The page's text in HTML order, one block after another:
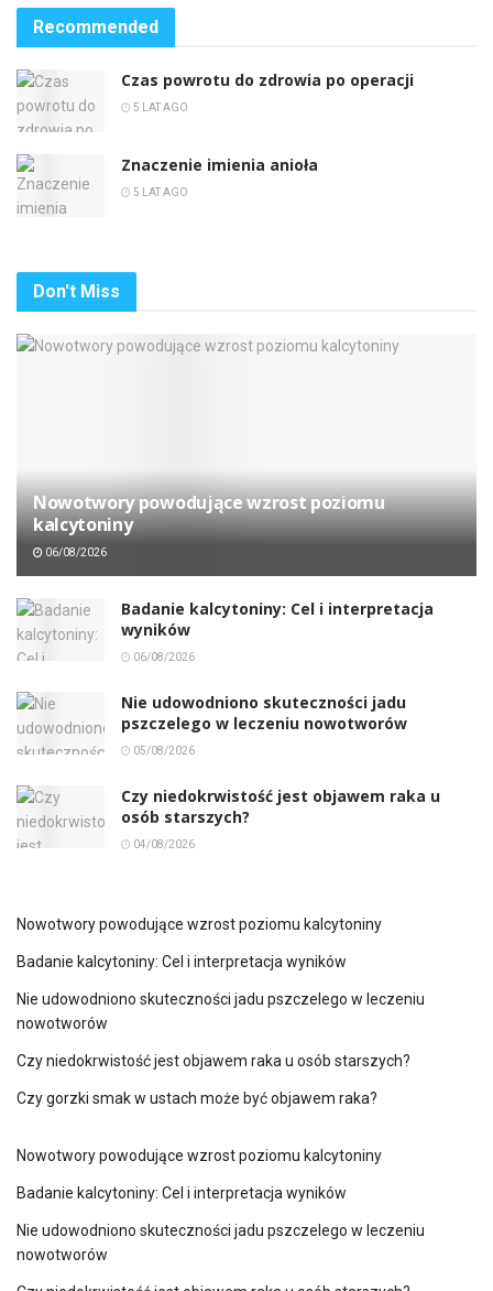
Recommended
Czas powrotu do zdrowia po operacji
5 LAT AGO
Znaczenie imienia anioła
5 LAT AGO
Don't Miss
Nowotwory powodujące wzrost poziomu
kalcytoniny
06/08/2026
Badanie kalcytoniny: Cel i interpretacja
wyników
06/08/2026
Nie udowodniono skuteczności jadu
pszczelego w leczeniu nowotworów
05/08/2026
Czy niedokrwistość jest objawem raka u
osób starszych?
04/08/2026
Nowotwory powodujące wzrost poziomu kalcytoniny
Badanie kalcytoniny: Cel i interpretacja wyników
Nie udowodniono skuteczności jadu pszczelego w leczeniu
nowotworów
Czy niedokrwistość jest objawem raka u osób starszych?
Czy gorzki smak w ustach może być objawem raka?
Nowotwory powodujące wzrost poziomu kalcytoniny
Badanie kalcytoniny: Cel i interpretacja wyników
Nie udowodniono skuteczności jadu pszczelego w leczeniu
nowotworów